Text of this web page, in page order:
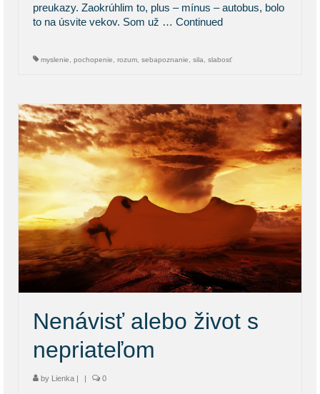
preukazy. Zaokrúhlim to, plus – mínus – autobus, bolo
to na úsvite vekov. Som už … Continued
myslenie pochopenie rozum sebapoznanie sila slabosť
Nenávisť alebo život s
nepriateľom
by Lienka | | 0